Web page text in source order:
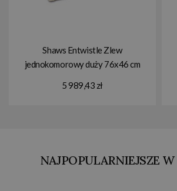
Shaws Entwistle Zlew
jednokomorowy duży 76x46 cm
5 989,43 zł
NAJPOPULARNIEJSZE